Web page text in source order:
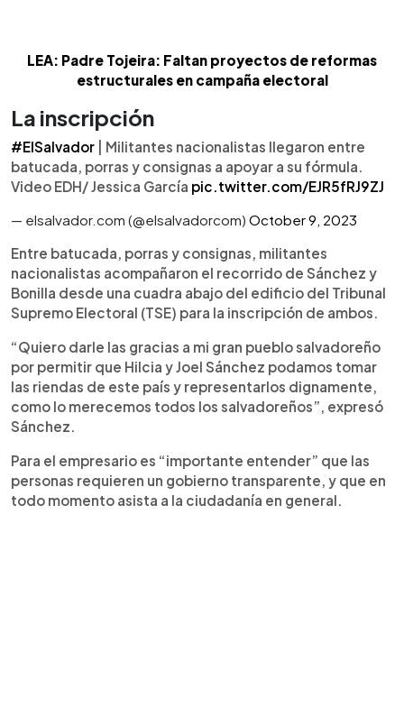
LEA: Padre Tojeira: Faltan proyectos de reformas
estructurales en campaña electoral
La inscripción
#ElSalvador | Militantes nacionalistas llegaron entre
batucada, porras y consignas a apoyar a su fórmula.
Video EDH/ Jessica García pic.twitter.com/EJR5fRJ9ZJ
— elsalvador.com (@elsalvadorcom) October 9, 2023
Entre batucada, porras y consignas, militantes
nacionalistas acompañaron el recorrido de Sánchez y
Bonilla desde una cuadra abajo del edificio del Tribunal
Supremo Electoral (TSE) para la inscripción de ambos.
“Quiero darle las gracias a mi gran pueblo salvadoreño
por permitir que Hilcia y Joel Sánchez podamos tomar
las riendas de este país y representarlos dignamente,
como lo merecemos todos los salvadoreños”, expresó
Sánchez.
Para el empresario es “importante entender” que las
personas requieren un gobierno transparente, y que en
todo momento asista a la ciudadanía en general.